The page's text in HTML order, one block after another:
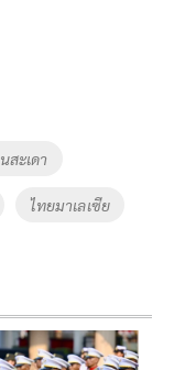
สะเดา
ไทยมาเลเซีย